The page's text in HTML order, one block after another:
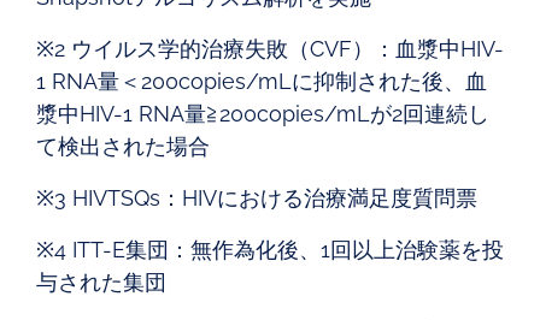
※2 ウイルス学的治療失敗（CVF）：血漿中HIV-
1 RNA量＜200copies/mLに抑制された後、血
漿中HIV-1 RNA量≧200copies/mLが2回連続し
て検出された場合
※3 HIVTSQs：HIVにおける治療満足度質問票
※4 ITT-E集団：無作為化後、1回以上治験薬を投
与された集団